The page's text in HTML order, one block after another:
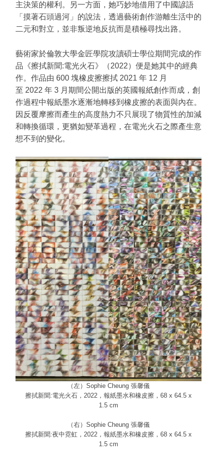
主決策的權利。另一方面，她巧妙地借用了中國諺語
「摸著石頭過河」的說法，透過藝術創作游離生活中的
二元和對立，並非叛逆地反抗而是積極尋找出路。
藝術家於倫敦大學金匠學院攻讀碩士學位期間完成的作
品《擦拭新聞:電光火石》（2022）便是她其中的經典
作。作品由 600 塊橡皮擦擦拭 2021 年 12 月
至 2022 年 3 月期間公開出版的英國報紙創作而成，創
作過程中報紙墨水逐漸地轉移到橡皮擦的表面與內在。
因反覆摩擦而產生的高度熱力不只展現了物質性的加減
和轉換循環，更猶如變革過程，在電光火石之際產生意
想不到的變化。
（左） Sophie Cheung 張馨儀
擦拭新聞:電光火石，2022，報紙墨水和橡皮擦，68 x 64.5 x
1.5 cm
（右） Sophie Cheung 張馨儀
擦拭新聞:夜中霓虹，2022，報紙墨水和橡皮擦，68 x 64.5 x
1.5 cm